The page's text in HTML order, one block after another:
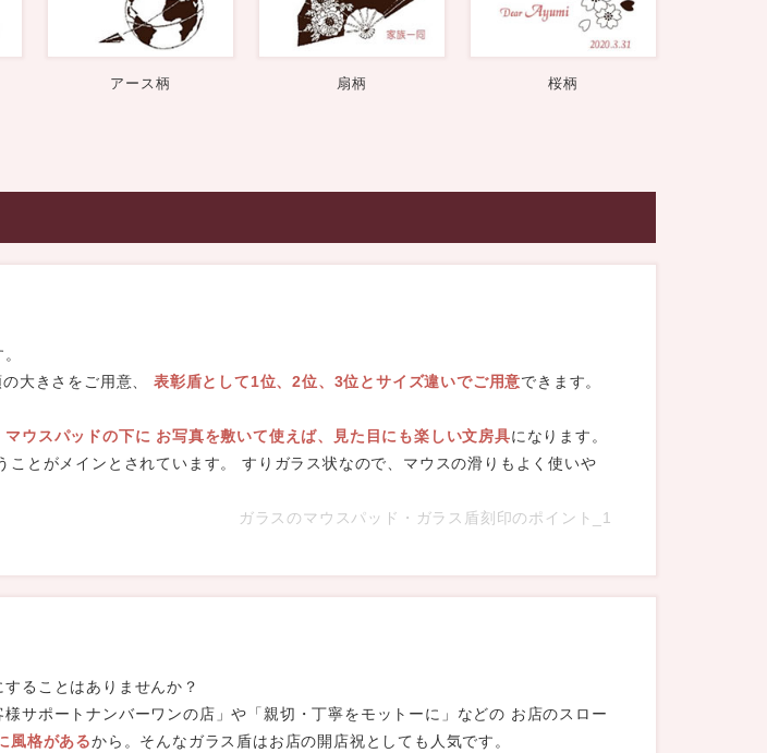
アース柄 扇柄 桜柄
大きさをご用意、 表彰盾として1位、2位、3位とサイズ違いでご用意できます。
マウスパッドの下に お写真を敷いて使えば、見た目にも楽しい文房具になります。
とがメインとされています。 すりガラス状なので、マウスの滑りもよく使いや
ガラスのマウスパッド・ガラス盾刻印のポイント_1
ることはありませんか？
サポートナンバーワンの店」や「親切・丁寧をモットーに」などの お店のスロー
風格があるから。そんなガラス盾はお店の開店祝としても人気です。